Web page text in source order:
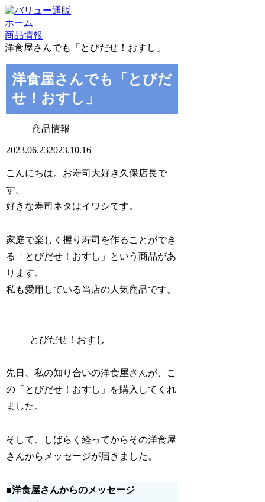
ホーム
商品情報
洋食屋さんでも「とびだせ！おすし」
洋食屋さんでも「とびだ
せ！おすし」
商品情報
2023.06.232023.10.16
こんにちは。お寿司大好き久保店長で
す。
好きな寿司ネタはイワシです。
家庭で楽しく握り寿司を作ることができ
る「とびだせ！おすし」という商品があ
ります。
私も愛用している当店の人気商品です。
とびだせ！おすし
先日、私の知り合いの洋食屋さんが、こ
の「とびだせ！おすし」を購入してくれ
ました。
そして、しばらく経ってからその洋食屋
さんからメッセージが届きました。
■洋食屋さんからのメッセージ